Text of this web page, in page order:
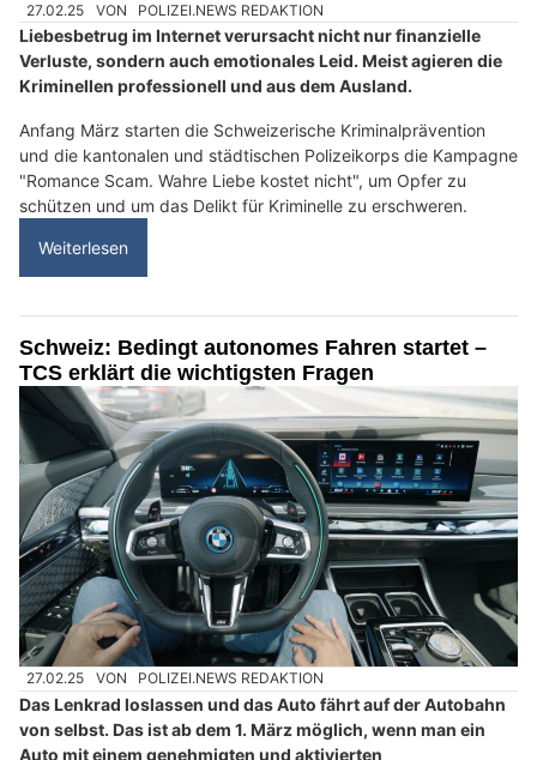
27.02.25 VON POLIZEI.NEWS REDAKTION
Liebesbetrug im Internet verursacht nicht nur finanzielle
Verluste, sondern auch emotionales Leid. Meist agieren die
Kriminellen professionell und aus dem Ausland.
Anfang März starten die Schweizerische Kriminalprävention
und die kantonalen und städtischen Polizeikorps die Kampagne
"Romance Scam. Wahre Liebe kostet nicht", um Opfer zu
schützen und um das Delikt für Kriminelle zu erschweren.
Weiterlesen
Schweiz: Bedingt autonomes Fahren startet –
TCS erklärt die wichtigsten Fragen
27.02.25 VON POLIZEI.NEWS REDAKTION
Das Lenkrad loslassen und das Auto fährt auf der Autobahn
von selbst. Das ist ab dem 1. März möglich, wenn man ein
Auto mit einem genehmigten und aktivierten